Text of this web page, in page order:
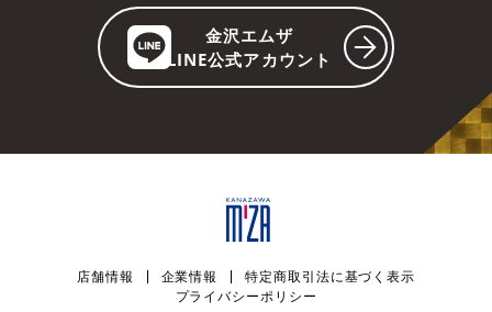
金沢エムザ
LINE公式アカウント
店舗情報 企業情報
特定商取引法に基づく表示
プライバシーポリシー